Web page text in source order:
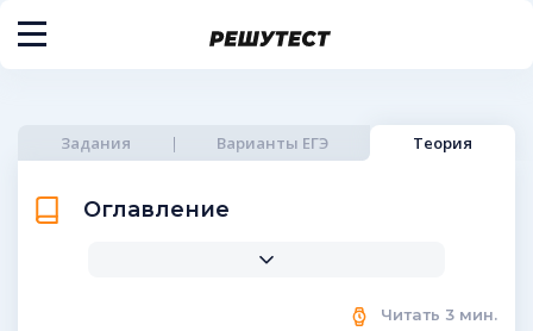
Задания Варианты ЕГЭ Теория
Оглавление
Читать 3 мин.